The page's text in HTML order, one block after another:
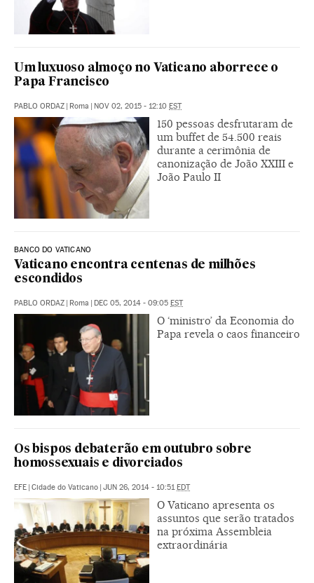
Um luxuoso almoço no Vaticano aborrece o
Papa Francisco
PABLO ORDAZ | Roma | NOV 02, 2015 - 12:10 EST
150 pessoas desfrutaram de
um buffet de 54.500 reais
durante a cerimônia de
canonização de João XXIII e
João Paulo II
BANCO DO VATICANO
Vaticano encontra centenas de milhões
escondidos
PABLO ORDAZ | Roma | DEC 05, 2014 - 09:05 EST
O ‘ministro’ da Economia do
Papa revela o caos financeiro
Os bispos debaterão em outubro sobre
homossexuais e divorciados
EFE | Cidade do Vaticano | JUN 26, 2014 - 10:51EDT
O Vaticano apresenta os
assuntos que serão tratados
na próxima Assembleia
extraordinária